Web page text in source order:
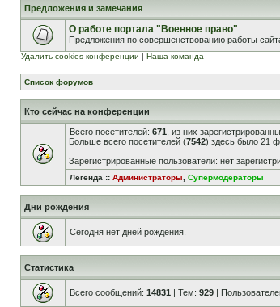
Предложения и замечания
О работе портала "Военное право"
Предложения по совершенствованию работы
Удалить cookies конференции | Наша команда
Список форумов
Кто сейчас на конференции
Всего посетителей: 671 , из них
Больше всего посетителей (7542) здесь было 21
Зарегистрированные пользователи: нет
Легенда :: Администраторы Супермодераторы
Дни рождения
Сегодня нет дней рождения.
Статистика
Всего сообщений: 14831 | Тем: 929 |